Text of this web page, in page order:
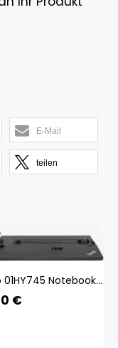
E-Mail
teilen
Lenovo 01HY745 Notebook-Dockingstation & Portreplikator Kabellos WiGig Schwarz (01HY745)
€